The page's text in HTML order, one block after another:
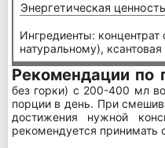
Энергетическая ценность
Ингредиенты: концентрат
натуральному),
Рекомендации по
без горки) с 200-400 мл
порции в день. При
достижения нужной
рекомендуется принимать